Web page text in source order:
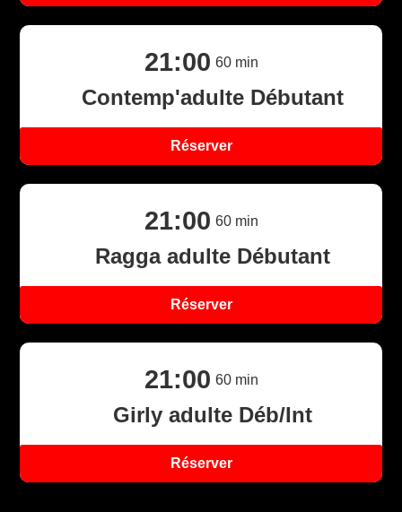
21:00 60min
Contemp'adulte Débutant
Réserver
21:00 60min
Ragga adulte Débutant
Réserver
21:00 60min
Girly adulte Déb/Int
Réserver